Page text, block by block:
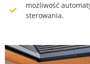
możliwość
sterowania.